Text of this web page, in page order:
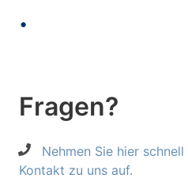
•
Fragen?
Nehmen Sie hier
Kontakt zu uns auf.